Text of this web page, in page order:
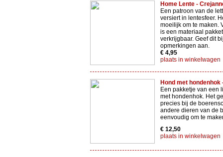
Home Lente -
Een patroon van de
versiert in lentesfeer.
moeilijk om te maken.
is een materiaal
verkrijgbaar. Geef dit
opmerkingen aan.
€ 4,95
plaats in winkelwagen
Hond met hondenhok
Een pakketje van een
met hondenhok. Het
precies bij de
andere dieren van de
eenvoudig om te
€ 12,50
plaats in winkelwagen